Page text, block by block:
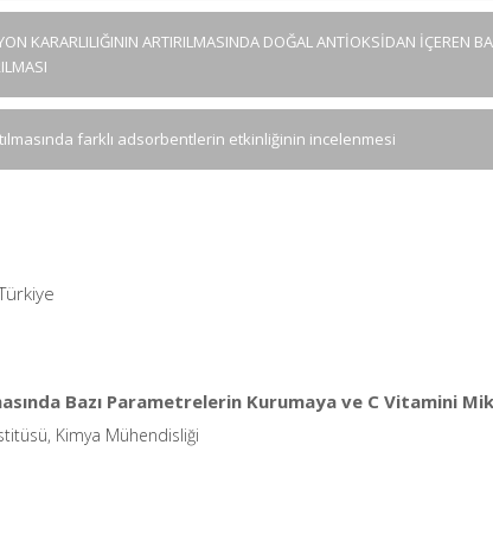
KARARLILIĞININ ARTIRILMASINDA DOĞAL ANTİOKSİDAN İÇEREN
farklı adsorbentlerin etkinliğinin incelenmesi
Bazı Parametrelerin Kurumaya ve C Vitamini
Kimya Mühendisliği